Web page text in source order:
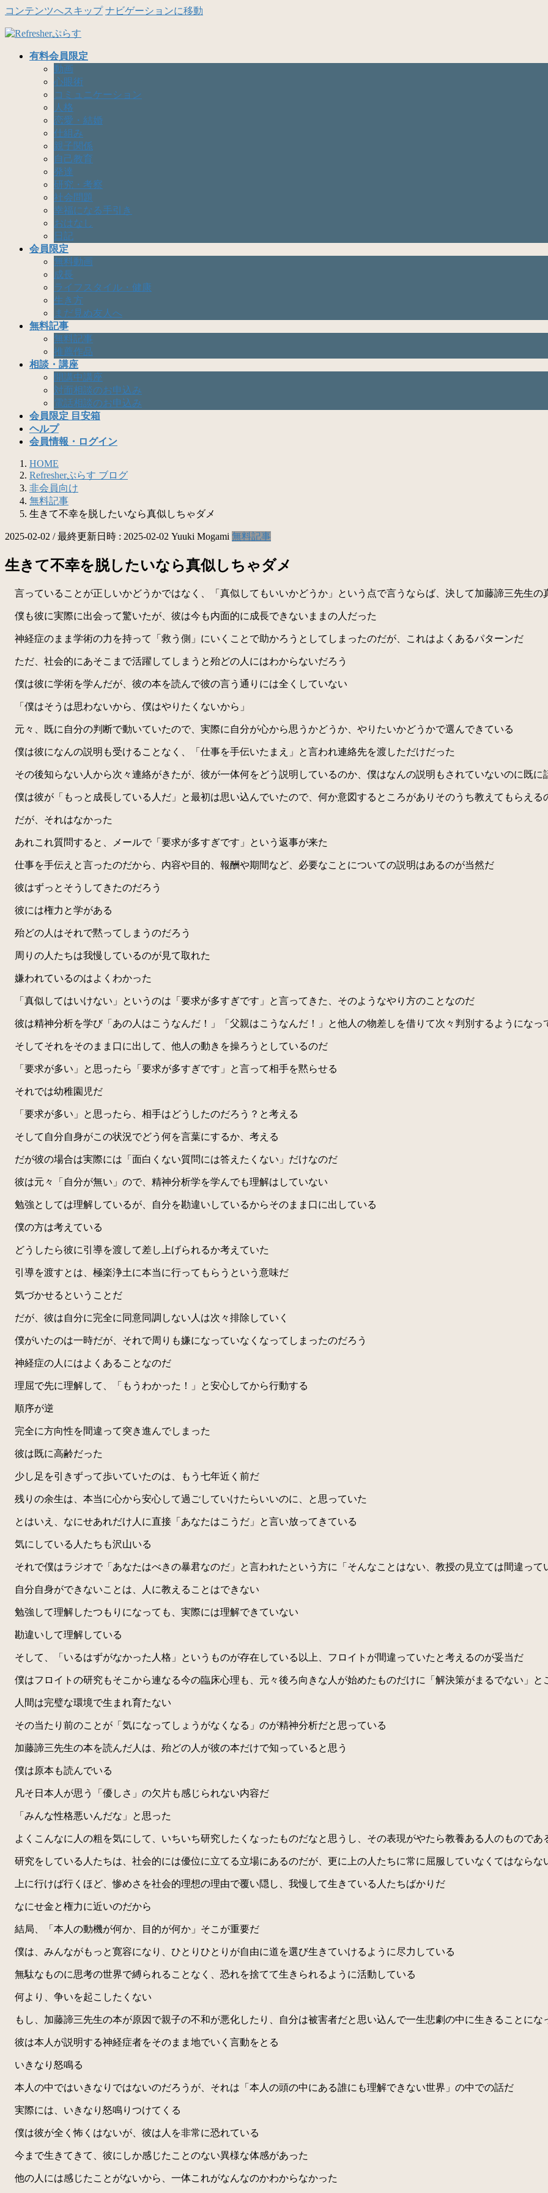
コンテンツへスキップ ナビゲーションに移動
有料会員限定
動画
心眼術
コミュニケーション
人格
恋愛・結婚
仕組み
親子関係
自己教育
発達
研究・考察
社会問題
幸福になる手引き
おはなし
日記
会員限定
無料動画
成長
ライフスタイル・健康
生き方
まだ見ぬ友人へ
無料記事
無料記事
推薦作品
相談・講座
開講中講座
対面相談のお申込み
電話相談のお申込み
会員限定 目安箱
ヘルプ
会員情報・ログイン
HOME
Refresherぷらす ブログ
非会員向け
無料記事
生きて不幸を脱したいなら真似しちゃダメ
2025-02-02 / 最終更新日時 : 2025-02-02 Yuuki Mogami 無料記事
生きて不幸を脱したいなら真似しちゃダメ
言っていることが正しいかどうかではなく、「真似してもいいかどうか」という点で言うならば、決して加藤諦三先生の
僕も彼に実際に出会って驚いたが、彼は今も内面的に成長できないままの人だった
神経症のまま学術の力を持って「救う側」にいくことで助かろうとしてしまったのだが、これはよくあるパターンだ
ただ、社会的にあそこまで活躍してしまうと殆どの人にはわからないだろう
僕は彼に学術を学んだが、彼の本を読んで彼の言う通りには全くしていない
「僕はそうは思わないから、僕はやりたくないから」
元々、既に自分の判断で動いていたので、実際に自分が心から思うかどうか、やりたいかどうかで選んできている
僕は彼になんの説明も受けることなく、「仕事を手伝いたまえ」と言われ連絡先を渡しただけだった
その後知らない人から次々連絡がきたが、彼が一体何をどう説明しているのか、僕はなんの説明もされていないのに既に
僕は彼が「もっと成長している人だ」と最初は思い込んでいたので、何か意図するところがありそのうち教えてもらえる
だが、それはなかった
あれこれ質問すると、メールで「要求が多すぎです」という返事が来た
仕事を手伝えと言ったのだから、内容や目的、報酬や期間など、必要なことについての説明はあるのが当然だ
彼はずっとそうしてきたのだろう
彼には権力と学がある
殆どの人はそれで黙ってしまうのだろう
周りの人たちは我慢しているのが見て取れた
嫌われているのはよくわかった
「真似してはいけない」というのは「要求が多すぎです」と言ってきた、そのようなやり方のことなのだ
彼は精神分析を学び「あの人はこうなんだ！」「父親はこうなんだ！」と他人の物差しを借りて次々判別するようになっ
そしてそれをそのまま口に出して、他人の動きを操ろうとしているのだ
「要求が多い」と思ったら「要求が多すぎです」と言って相手を黙らせる
それでは幼稚園児だ
「要求が多い」と思ったら、相手はどうしたのだろう？と考える
そして自分自身がこの状況でどう何を言葉にするか、考える
だが彼の場合は実際には「面白くない質問には答えたくない」だけなのだ
彼は元々「自分が無い」ので、精神分析学を学んでも理解はしていない
勉強としては理解しているが、自分を勘違いしているからそのまま口に出している
僕の方は考えている
どうしたら彼に引導を渡して差し上げられるか考えていた
引導を渡すとは、極楽浄土に本当に行ってもらうという意味だ
気づかせるということだ
だが、彼は自分に完全に同意同調しない人は次々排除していく
僕がいたのは一時だが、それで周りも嫌になっていなくなってしまったのだろう
神経症の人にはよくあることなのだ
理屈で先に理解して、「もうわかった！」と安心してから行動する
順序が逆
完全に方向性を間違って突き進んでしまった
彼は既に高齢だった
少し足を引きずって歩いていたのは、もう七年近く前だ
残りの余生は、本当に心から安心して過ごしていけたらいいのに、と思っていた
とはいえ、なにせあれだけ人に直接「あなたはこうだ」と言い放ってきている
気にしている人たちも沢山いる
それで僕はラジオで「あなたはべきの暴君なのだ」と言われたという方に「そんなことはない、教授の見立ては間違って
自分自身ができないことは、人に教えることはできない
勉強して理解したつもりになっても、実際には理解できていない
勘違いして理解している
そして、「いるはずがなかった人格」というものが存在している以上、フロイトが間違っていたと考えるのが妥当だ
僕はフロイトの研究もそこから連なる今の臨床心理も、元々後ろ向きな人が始めたものだけに「解決策がまるでない」と
人間は完璧な環境で生まれ育たない
その当たり前のことが「気になってしょうがなくなる」のが精神分析だと思っている
加藤諦三先生の本を読んだ人は、殆どの人が彼の本だけで知っていると思う
僕は原本も読んでいる
凡そ日本人が思う「優しさ」の欠片も感じられない内容だ
「みんな性格悪いんだな」と思った
よくこんなに人の粗を気にして、いちいち研究したくなったものだなと思うし、その表現がやたら教養ある人のものであ
研究をしている人たちは、社会的には優位に立てる立場にあるのだが、更に上の人たちに常に屈服していなくてはならな
上に行けば行くほど、惨めさを社会的理想の理由で覆い隠し、我慢して生きている人たちばかりだ
なにせ金と権力に近いのだから
結局、「本人の動機が何か、目的が何か」そこが重要だ
僕は、みんながもっと寛容になり、ひとりひとりが自由に道を選び生きていけるように尽力している
無駄なものに思考の世界で縛られることなく、恐れを捨てて生きられるように活動している
何より、争いを起こしたくない
もし、加藤諦三先生の本が原因で親子の不和が悪化したり、自分は被害者だと思い込んで一生悲劇の中に生きることにな
彼は本人が説明する神経症者をそのまま地でいく言動をとる
いきなり怒鳴る
本人の中ではいきなりではないのだろうが、それは「本人の頭の中にある誰にも理解できない世界」の中での話だ
実際には、いきなり怒鳴りつけてくる
僕は彼が全く怖くはないが、彼は人を非常に恐れている
今まで生きてきて、彼にしか感じたことのない異様な体感があった
他の人には感じたことがないから、一体これがなんなのかわからなかった